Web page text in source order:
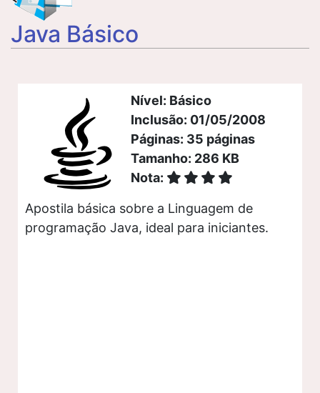
Java Básico
Nível: Básico
Inclusão: 01/05/2008
Páginas: 35 páginas
Tamanho: 286 KB
Nota:
Apostila básica sobre a Linguagem de
programação Java, ideal para iniciantes.